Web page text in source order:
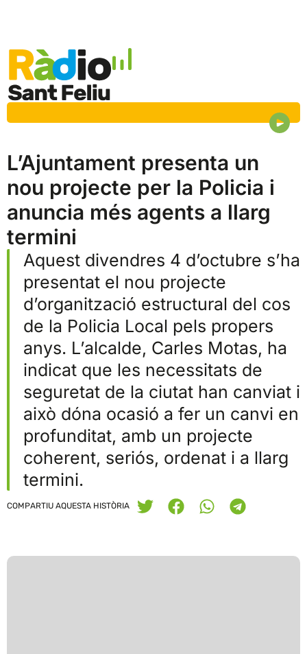
L’Ajuntament presenta un
nou projecte per la Policia i
anuncia més agents a llarg
termini
Aquest divendres 4 d’octubre s’ha
presentat el nou projecte
d’organització estructural del cos
de la Policia Local pels propers
anys. L’alcalde, Carles Motas, ha
indicat que les necessitats de
seguretat de la ciutat han canviat i
això dóna ocasió a fer un canvi en
profunditat, amb un projecte
coherent, seriós, ordenat i a llarg
termini.
COMPARTIU AQUESTA HISTÒRIA